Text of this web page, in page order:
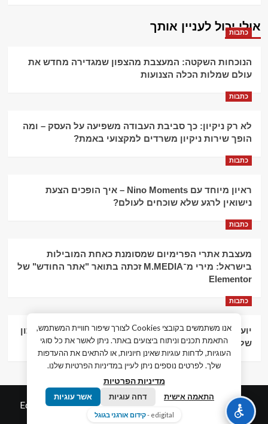
אולי יכול לעניין אותך
כתבות
הנוכחות השקטה: המעצבת מהצפון שמגדירה מחדש את
עולם שמלות הכלה הצנועות
כתבות
לא רק ניקיון: כך סביבת העבודה משפיעה על העסק – ומה
הופך שירות ניקיון משרדים למקצועי באמת?
כתבות
ראיון מיוחד עם Nino Moments – איך הופכים הצעת
נישואין לרגע שלא שוכחים לעולם?
כתבות
מעצבת אתרי הפרימיום שמסומנת כאחת המובילות
בישראל: מירי מ־M.MEDIA זכתה בתואר "אתר החודש" של
Elementor
כתבות
יועץ עסקי וליווי פיננסי – הדרך לצמיחה כלכלית וניהול נכון
של העסק
© כל הזכויות שמורות חדשות המאה ה-21 |
Edigital.co.ilby
אלימלך דיגיטל.
אנו משתמשים בקובצי Cookies לצורך שיפור חוויית המשתמש,
התאמת תכנים וניתוח ביצועים באתר. ניתן לאשר את כל סוגי
העוגיות, לדחות עוגיות שאינן חיוניות, או להתאים את ההעדפות
שלך. לפרטים נוספים ניתן לעיין במדיניות הפרטיות שלנו.
מדיניות הפרטיות
התאמה אישית דחה עוגיות אשר עוגיות
edigital - קידום אורגני בגוגל